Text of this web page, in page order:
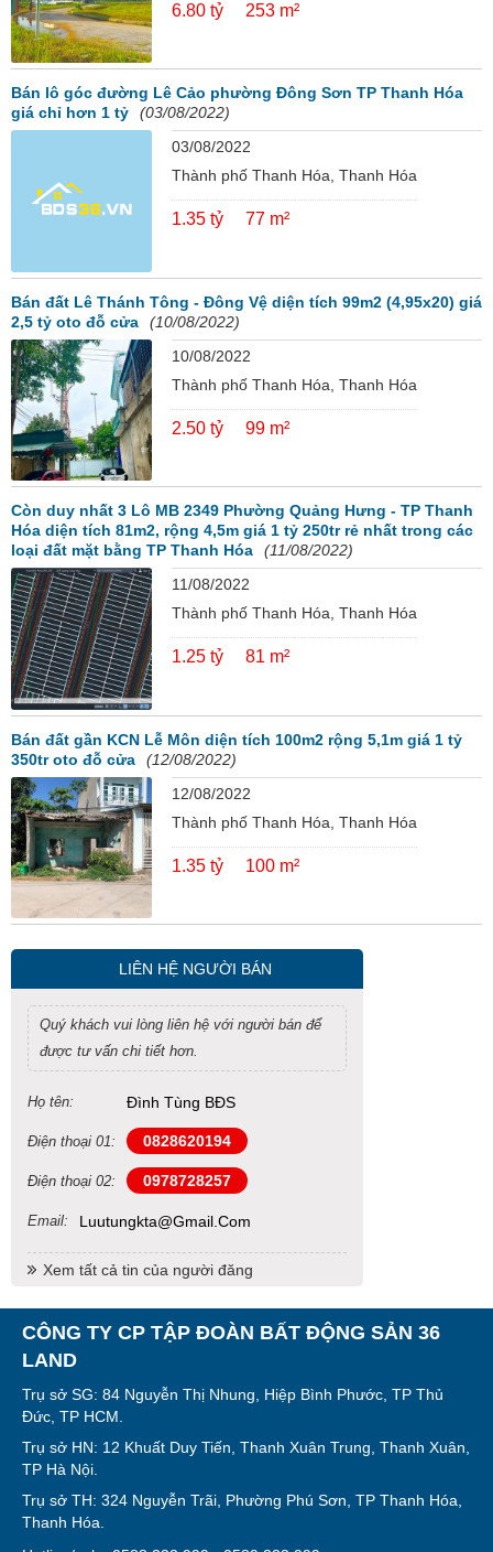
6.80 tỷ 253 m²
Bán lô góc đường Lê Cảo phường Đông Sơn TP Thanh Hóa
giá chỉ hơn 1 tỷ
(03/08/2022)
03/08/2022
Thành phố Thanh Hóa, Thanh Hóa
1.35 tỷ 77 m²
Bán đất Lê Thánh Tông - Đông Vệ diện tích 99m2 (4,95x20) giá
2,5 tỷ oto đỗ cửa
(10/08/2022)
10/08/2022
Thành phố Thanh Hóa, Thanh Hóa
2.50 tỷ 99 m²
Còn duy nhất 3 Lô MB 2349 Phường Quảng Hưng - TP Thanh
Hóa diện tích 81m2, rộng 4,5m giá 1 tỷ 250tr rẻ nhất trong các
loại đất mặt bằng TP Thanh Hóa
(11/08/2022)
11/08/2022
Thành phố Thanh Hóa, Thanh Hóa
1.25 tỷ 81 m²
Bán đất gần KCN Lễ Môn diện tích 100m2 rộng 5,1m giá 1 tỷ
350tr oto đỗ cửa
(12/08/2022)
12/08/2022
Thành phố Thanh Hóa, Thanh Hóa
1.35 tỷ 100 m²
LIÊN HỆ NGƯỜI BÁN
Quý khách vui lòng liên hệ với người bán để
được tư vấn chi tiết hơn.
Họ tên: Đình Tùng BĐS
Điện thoại 01: 0828620194
Điện thoại 02: 0978728257
Email: Luutungkta@gmail.com
Xem tất cả tin của người đăng
CÔNG TY CP TẬP ĐOÀN BẤT ĐỘNG SẢN 36
LAND
Trụ sở SG: 84 Nguyễn Thị Nhung, Hiệp Bình Phước, TP Thủ
Đức, TP HCM.
Trụ sở HN: 12 Khuất Duy Tiến, Thanh Xuân Trung, Thanh Xuân,
TP Hà Nội.
Trụ sở TH: 324 Nguyễn Trãi, Phường Phú Sơn, TP Thanh Hóa,
Thanh Hóa.